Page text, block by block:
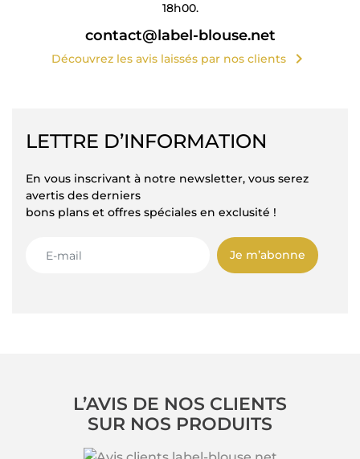
18h00.
contact@label-blouse.net
Découvrez les avis laissés par nos clients chevron_right
LETTRE D’INFORMATION
En vous inscrivant à notre newsletter, vous serez
avertis des derniers
bons plans et offres spéciales en exclusité !
Je m’abonne
L’AVIS DE NOS CLIENTS
SUR NOS PRODUITS